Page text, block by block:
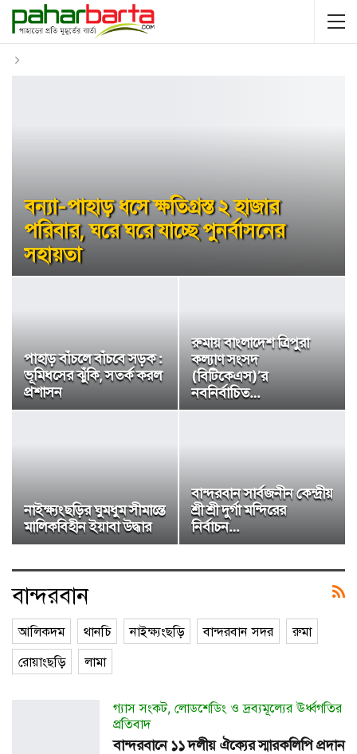
বন্যা-পাহাড় ধসে ক্ষতিগ্রস্ত ২ হাজার
পরিবার, ঘরে ঘরে যাচ্ছে পুনর্বাসনের
সহায়তা
পাহাড় বাঁচলে বাঁচবে সড়ক :
ভূমিধসের ঝুঁকি, সতর্ক করল
প্রশাসন
রুমায় বাংলাদেশ ত্রিপুরা
কল্যাণ সংসদ
(বিটিকেএস)’র
নবনির্বাচিত…
নাইক্ষ্যংছড়ির ঘুমধুম সীমান্তে
মালিকবিহীন ইয়াবা উদ্ধার
বান্দরবান সার্বজনীন কেন্দ্রীয়
শ্রী শ্রী দুর্গা মন্দিরের
নির্বাচন…
বান্দরবান
আলিকদম থানচি নাইক্ষ্যংছড়ি বান্দরবান সদর
রুমা
রোয়াংছড়ি
লামা
গ্যাস সংকট, লোডশেডিং ও দ্রব্যমূল্যের ঊর্ধ্বগতির
প্রতিবাদ
বান্দরবানে ১১ দলীয় ঐক্যের স্মারকলিপি প্রদান